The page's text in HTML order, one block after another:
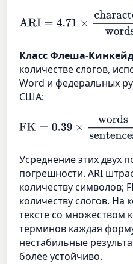
ARI=4.71× characters
Класс Флеша-
количестве слогов,
Word и федеральных
США:
FK= 0.39× words sentences
Усреднение этих двух
погрешности. ARI
количеству символов;
количеству слогов. На
тексте со множеством
терминов каждая
нестабильные
более устойчиво.